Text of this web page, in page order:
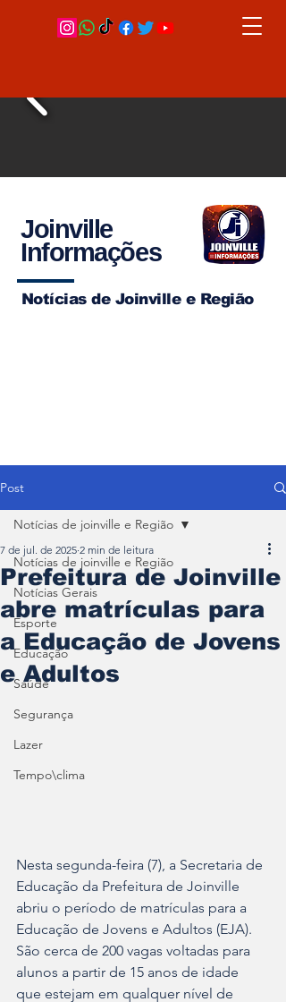
Joinville
Informações
Notícias de Joinville e Região
Post
Notícias de joinville e Região
Notícias Gerais
Esporte
Educação
Saúde
Segurança
Lazer
Tempo\clima
Notícias de joinville e Região
Prefeitura de Joinville
abre matrículas para
a Educação de Jovens
e Adultos
7 de jul. de 2025 2 min de leitura
Nesta segunda-feira (7), a Secretaria de
Educação da Prefeitura de Joinville
abriu o período de matrículas para a
Educação de Jovens e Adultos (EJA).
São cerca de 200 vagas voltadas para
alunos a partir de 15 anos de idade
que estejam em qualquer nível de